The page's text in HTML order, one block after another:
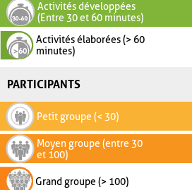
Activités développées
(Entre 30 et 60 minutes)
Activités élaborées (> 60
minutes)
PARTICIPANTS
Petit groupe (< 30)
Moyen groupe (entre 30
et 100)
Grand groupe (> 100)